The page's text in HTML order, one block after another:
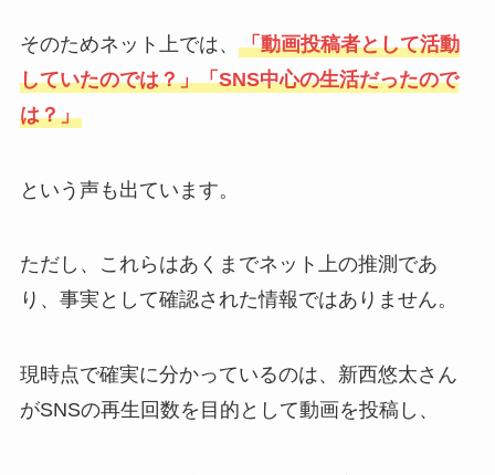
そのためネット上では、 「動画投稿者として活動
していたのでは？」「SNS中心の生活だったので
は？」
という声も出ています。
ただし、これらはあくまでネット上の推測であ
り、事実として確認された情報ではありません。
現時点で確実に分かっているのは、新西悠太さん
がSNSの再生回数を目的として動画を投稿し、